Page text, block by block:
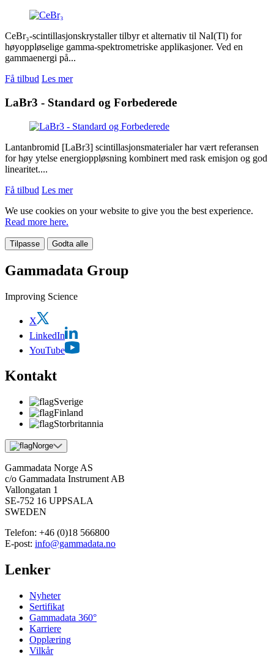
CeBr₃-scintillasjonskrystaller tilbyr et alternativ til NaI(Tl) for
høyoppløselige gamma-spektrometriske applikasjoner. Ved en
gammaenergi på...
Få tilbud Les mer
LaBr3 - Standard og Forbederede
Lantanbromid [LaBr3] scintillasjonsmaterialer har vært referansen
for høy ytelse energioppløsning kombinert med rask emisjon og god
linearitet....
Få tilbud Les mer
We use cookies on your website to give you the best experience.
Read more here.
Tilpasse Godta alle
Gammadata Group
Improving Science
X
LinkedIn
YouTube
Kontakt
Sverige
Finland
Storbritannia
Norge
Gammadata Norge AS
c/o Gammadata Instrument AB
Vallongatan 1
SE-752 16 UPPSALA
SWEDEN
Telefon: +46 (0)18 566800
E-post: info@gammadata.no
Lenker
Nyheter
Sertifikat
Gammadata 360°
Karriere
Opplæring
Vilkår